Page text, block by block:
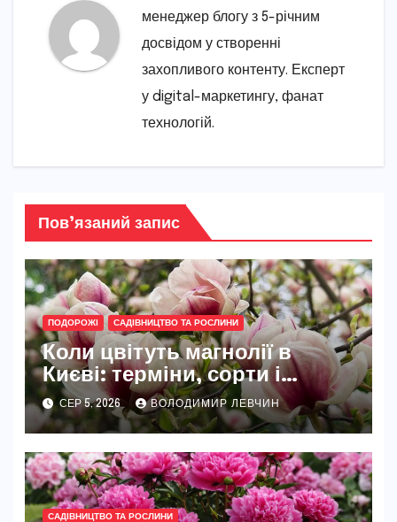
менеджер блогу з 5-річним
досвідом у створенні
захопливого контенту. Експерт
у digital-маркетингу, фанат
технологій.
Пов’язаний запис
ПОДОРОЖІ САДІВНИЦТВО ТА РОСЛИНИ
Коли цвітуть магнолії в
Києві: терміни, сорти і
найкращі місця
СЕР 5, 2026 ВОЛОДИМИР ЛЕВЧИН
САДІВНИЦТВО ТА РОСЛИНИ